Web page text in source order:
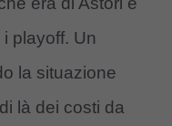
i playoff. Un
la situazione
là dei costi da